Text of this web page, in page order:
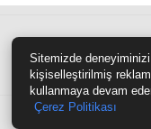
Site Haritası
Sitemizde
kişiselleştirilmiş
kullanmaya devam
Çerez Politikası